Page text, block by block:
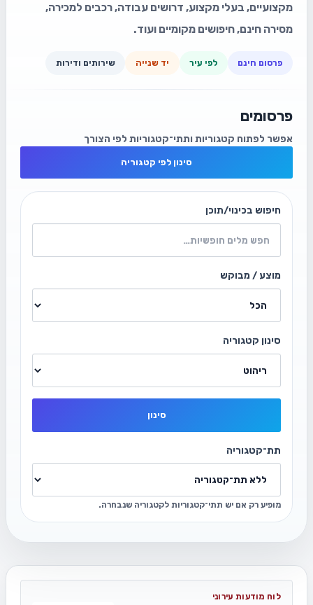
מקצועיים, בעלי מקצוע, דרושים עבודה, רכבים למכירה,
מסירה חינם, חיפושים מקומיים ועוד.
פרסום חינם לפי עיר יד שנייה שירותים ודירות
פרסומים
אפשר לפתוח קטגוריות ותתי־קטגוריות לפי הצורך
סינון לפי קטגוריה
חיפוש בכינוי/תוכן
מוצע / מבוקש
סינון קטגוריה
סינון
תת־קטגוריה
מופיע רק אם יש תתי־קטגוריות לקטגוריה שנבחרה.
לוח מודעות עירוני